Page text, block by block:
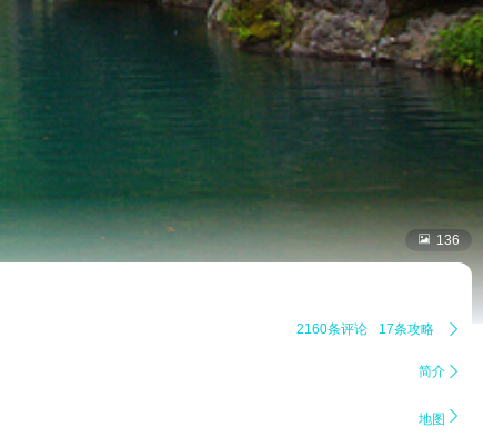
 136
2160条评论 17条攻略 
简介 
地图 